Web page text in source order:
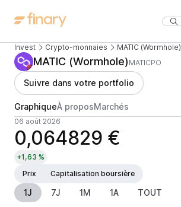
Invest Crypto-monnaies MATIC (Wormhole)
MATIC (Wormhole) MATICPO
Suivre dans votre portfolio
GraphiqueÀ proposMarchés
06 août 2026
0,064829 €
+1,63 %
Prix
Capitalisation boursière
1J 7J 1M 1A TOUT